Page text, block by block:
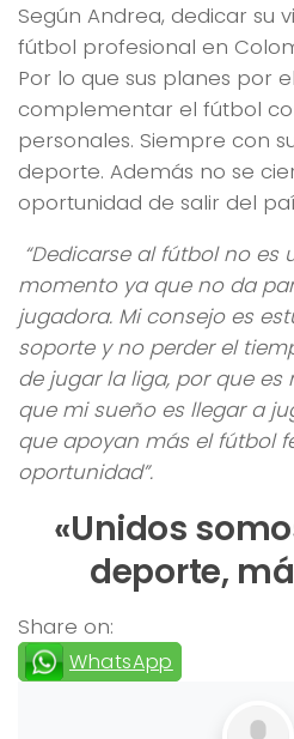
Según Andrea, dedicar su
fútbol profesional en
Por lo que sus planes por
complementar el fútbol
personales. Siempre con
deporte. Además no se
oportunidad de salir del
“Dedicarse al fútbol no es
momento ya que no da
jugadora. Mi consejo es
soporte y no perder el
de jugar la liga, por que es
que mi sueño es llegar a
que apoyan más el fútbol
oportunidad”.
«Unidos
deporte,
Share on:
WhatsApp